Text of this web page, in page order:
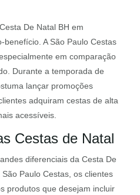
De Natal BH em
benefício. A São Paulo Cestas
em comparação
Durante a temporada de
lançar promoções
adquiram cestas de alta
acessíveis.
Cestas de Natal
diferenciais da Cesta De
Paulo Cestas, os clientes
produtos que desejam incluir